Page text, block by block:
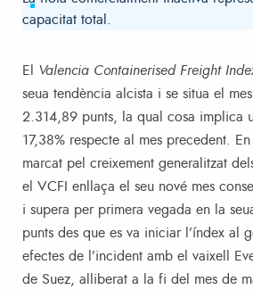
capacitat total.
El Valencia Containerised Freight
seua tendència alcista i se situa el
2.314,89 punts, la qual cosa implica
17,38% respecte al mes precedent.
marcat pel creixement generalitzat
el VCFI enllaça el seu nové mes
i supera per primera vegada en la
punts des que es va iniciar l’índex al
efectes de l’incident amb el vaixell
de Suez, alliberat a la fi del mes de